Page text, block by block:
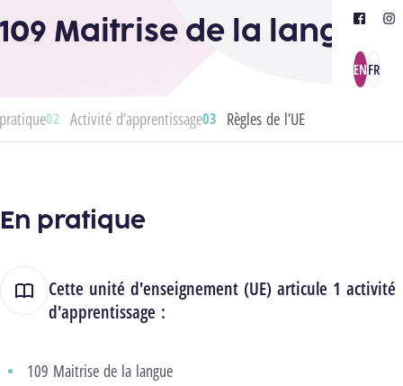
facebook
ENFR
109 Maitrise de la langue
Activité d’apprentissage Règles de l’UE
En pratique
Cette unité d'enseignement (UE) articule 1 activité
d'apprentissage :
109 Maitrise de la langue